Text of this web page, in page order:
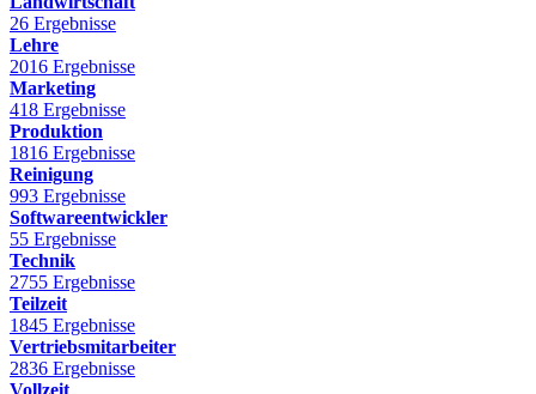
26 Ergebnisse
Lehre
2016 Ergebnisse
Marketing
418 Ergebnisse
Produktion
1816 Ergebnisse
Reinigung
993 Ergebnisse
Softwareentwickler
55 Ergebnisse
Technik
2755 Ergebnisse
Teilzeit
1845 Ergebnisse
Vertriebsmitarbeiter
2836 Ergebnisse
Vollzeit